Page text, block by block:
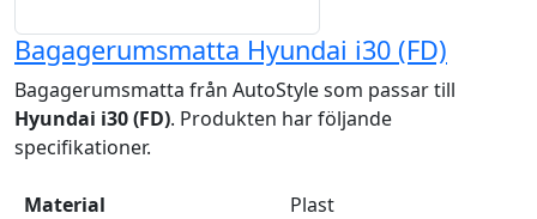
Bagagerumsmatta Hyundai i30 (FD)
Bagagerumsmatta från AutoStyle som passar till
Hyundai i30 (FD). Produkten har följande
specifikationer.
Material
Plast